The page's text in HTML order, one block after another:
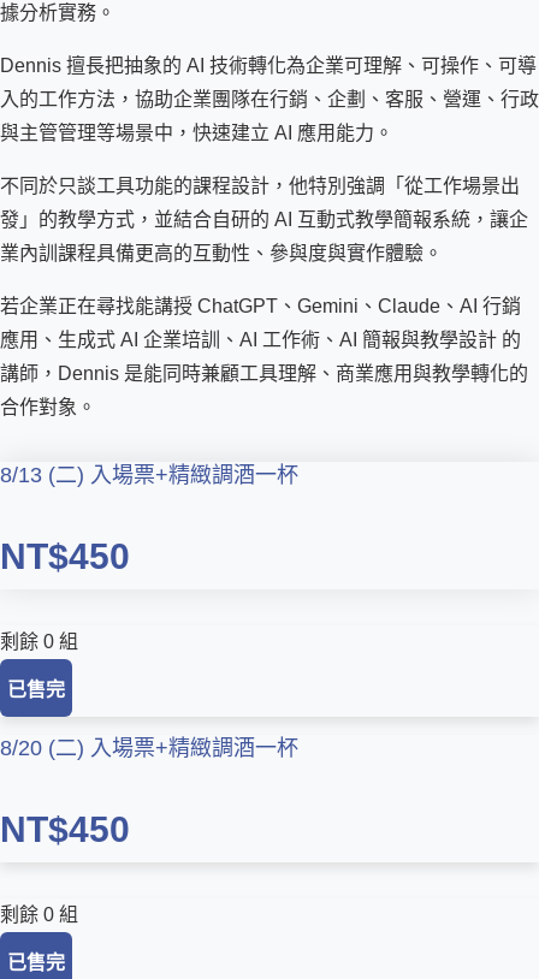
據分析實務。
Dennis 擅長把抽象的 AI 技術轉化為企業可理解、可操作、可導
入的工作方法，協助企業團隊在行銷、企劃、客服、營運、行政
與主管管理等場景中，快速建立 AI 應用能力。
不同於只談工具功能的課程設計，他特別強調「從工作場景出
發」的教學方式，並結合自研的 AI 互動式教學簡報系統，讓企
業內訓課程具備更高的互動性、參與度與實作體驗。
若企業正在尋找能講授 ChatGPT、Gemini、Claude、AI 行銷
應用、生成式 AI 企業培訓、AI 工作術、AI 簡報與教學設計 的
講師，Dennis 是能同時兼顧工具理解、商業應用與教學轉化的
合作對象。
8/13 (二) 入場票+精緻調酒一杯
NT$450
剩餘 0 組
已售完
8/20 (二) 入場票+精緻調酒一杯
NT$450
剩餘 0 組
已售完